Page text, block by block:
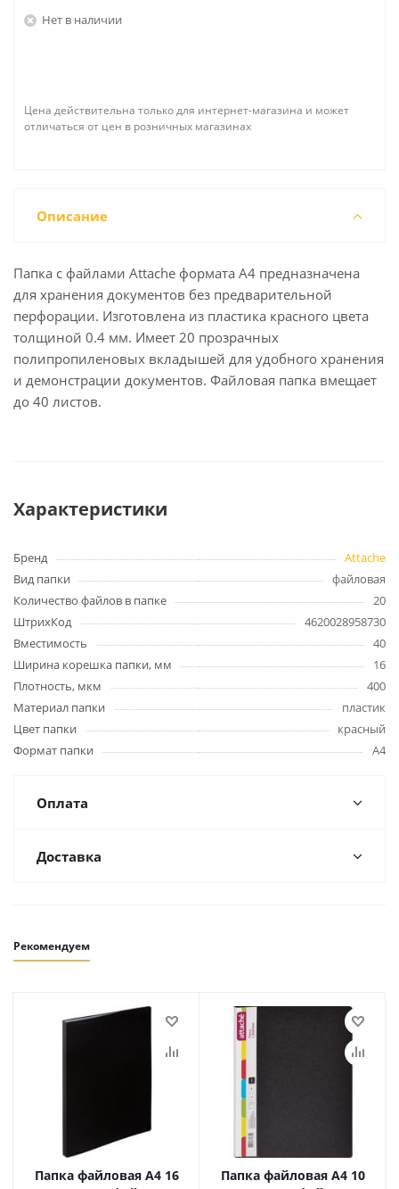
Нет в наличии
Цена действительна только для интернет-магазина и может
отличаться от цен в розничных магазинах
Описание
Папка с файлами Attache формата А4 предназначена
для хранения документов без предварительной
перфорации. Изготовлена из пластика красного цвета
толщиной 0.4 мм. Имеет 20 прозрачных
полипропиленовых вкладышей для удобного хранения
и демонстрации документов. Файловая папка вмещает
до 40 листов.
Характеристики
Бренд
Attache
Вид папки
файловая
Количество файлов в папке
20
ШтрихКод
4620028958730
Вместимость
40
Ширина корешка папки, мм
16
Плотность, мкм
400
Материал папки
пластик
Цвет папки
красный
Формат папки
А4
Оплата
Доставка
Рекомендуем
Папка файловая А4 16
Папка файловая А4 10